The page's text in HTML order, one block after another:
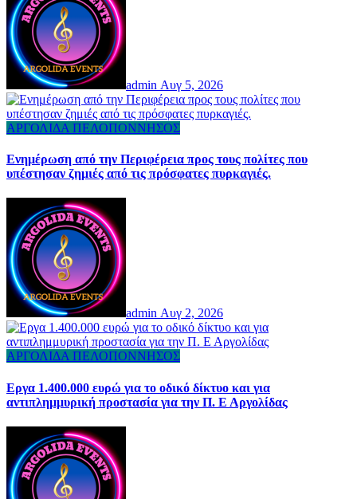
admin Αυγ 5, 2026
ΑΡΓΟΛΙΔΑ ΠΕΛΟΠΟΝΝΗΣΟΣ
Ενημέρωση από την Περιφέρεια προς τους πολίτες που
υπέστησαν ζημιές από τις πρόσφατες πυρκαγιές.
admin Αυγ 2, 2026
ΑΡΓΟΛΙΔΑ ΠΕΛΟΠΟΝΝΗΣΟΣ
Εργα 1.400.000 ευρώ για το οδικό δίκτυο και για
αντιπλημμυρική προστασία για την Π. Ε Αργολίδας